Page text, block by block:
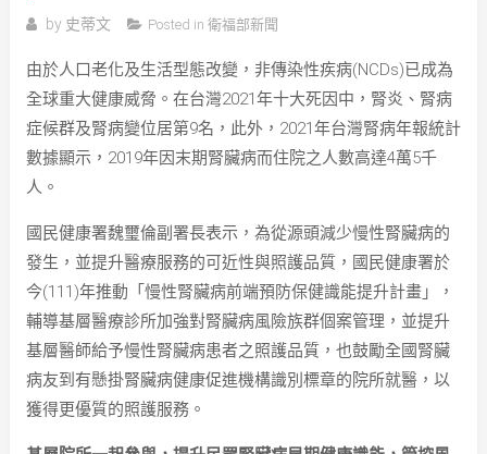
by 史蒂文 Posted in 衛福部新聞
由於人口老化及生活型態改變，非傳染性疾病(NCDs)已成為
全球重大健康威脅。在台灣2021年十大死因中，腎炎、腎病
症候群及腎病變位居第9名，此外，2021年台灣腎病年報統計
數據顯示，2019年因末期腎臟病而住院之人數高達4萬5千
人。
國民健康署魏璽倫副署長表示，為從源頭減少慢性腎臟病的
發生，並提升醫療服務的可近性與照護品質，國民健康署於
今(111)年推動「慢性腎臟病前端預防保健識能提升計畫」，
輔導基層醫療診所加強對腎臟病風險族群個案管理，並提升
基層醫師給予慢性腎臟病患者之照護品質，也鼓勵全國腎臟
病友到有懸掛腎臟病健康促進機構識別標章的院所就醫，以
獲得更優質的照護服務。